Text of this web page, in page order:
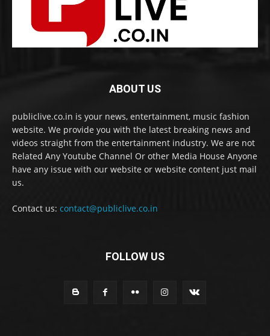
ABOUT US
publiclive.co.in is your news, entertainment, music fashion
website. We provide you with the latest breaking news and
videos straight from the entertainment industry. We are not
Related Any Youtube Channel Or other Media House Anyone
have any issue with our website or website content just mail
us.
Contact us: contact@publiclive.co.in
FOLLOW US